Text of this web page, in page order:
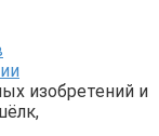
изобретений и